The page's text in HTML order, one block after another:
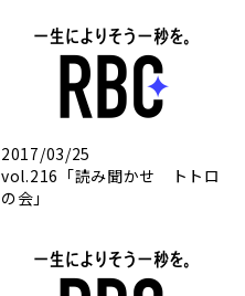
2017/03/25
vol.216「読み聞かせ トトロ
の会」